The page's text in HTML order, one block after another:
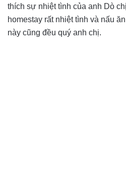
thích sự nhiệt tình của anh Dò
homestay rất nhiệt tình và nấu
này cũng đều quý anh chị.